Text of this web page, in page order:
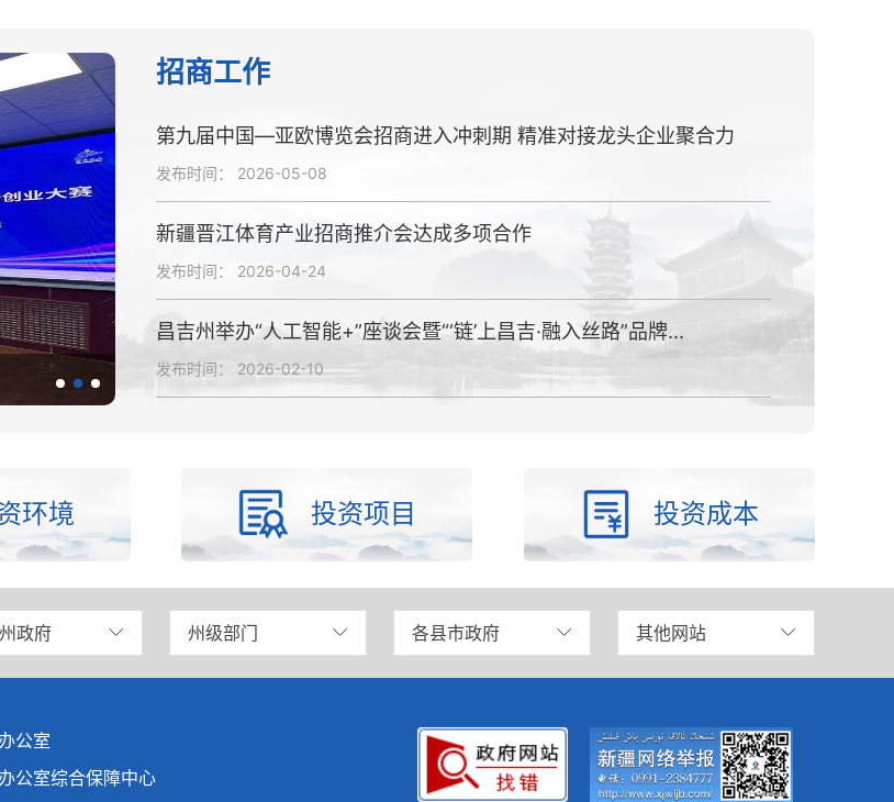
“链”上昌吉·融入丝路品牌招...
招商工作
第九届中国—亚欧博览会招商进入冲刺期 精准对接龙头企业聚合力
发布时间： 2026-05-08
新疆晋江体育产业招商推介会达成多项合作
发布时间： 2026-04-24
昌吉州举办“人工智能+”座谈会暨“‘链’上昌吉·融入丝路”品牌...
发布时间： 2026-02-10
环境 投资项目 投资成本
政府 州级部门 各县市政府 其他网站
公室
公室综合保障中心